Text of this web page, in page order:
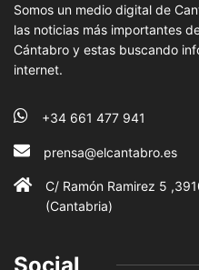
Somos un medio digital de
las noticias más importantes
Cántabro y estas buscando
internet.
+34 661 477 941
prensa@elcantabro.es
C/ Ramón Ramirez 5
(Cantabria)
Social